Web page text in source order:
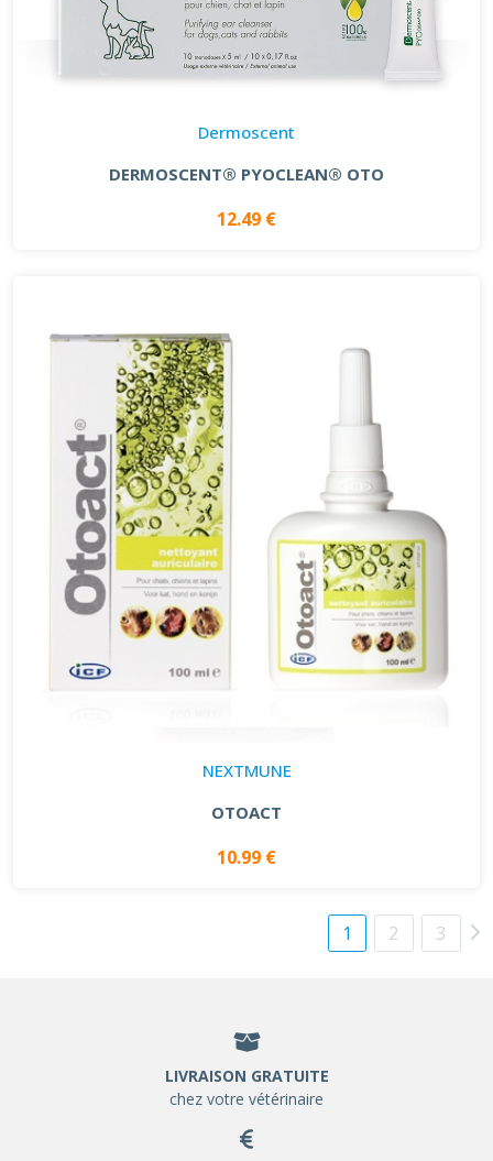
Dermoscent
DERMOSCENT® PYOCLEAN® OTO
12.49 €
NEXTMUNE
OTOACT
10.99 €
1 2 3
LIVRAISON GRATUITE
chez votre vétérinaire